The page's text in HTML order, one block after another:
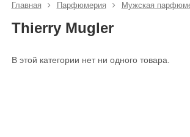
Главная Парфюмерия Мужская
Thierry Mugler
В этой категории нет ни одного товара.